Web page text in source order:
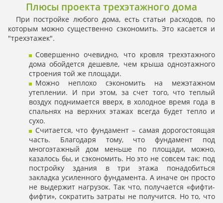
Плюсы проекта трехэтажного дома
При постройке любого дома, есть статьи расходов, по
которым можно существенно сэкономить. Это касается и
"трехэтажек".
Совершенно очевидно, что кровля трехэтажного
дома обойдется дешевле, чем крыша одноэтажного
строения той же площади.
Можно неплохо сэкономить на межэтажном
утеплении. И при этом, за счет того, что теплый
воздух поднимается вверх, в холодное время года в
спальнях на верхних этажах всегда будет тепло и
сухо.
Считается, что фундамент – самая дорогостоящая
часть. Благодаря тому, что фундамент под
многоэтажный дом меньше по площади, можно,
казалось бы, и сэкономить. Но это не совсем так: под
постройку здания в три этажа понадобиться
закладка усиленного фундамента. А иначе он просто
не выдержит нагрузок. Так что, получается «фифти-
фифти», сократить затраты не получится. Но то, что